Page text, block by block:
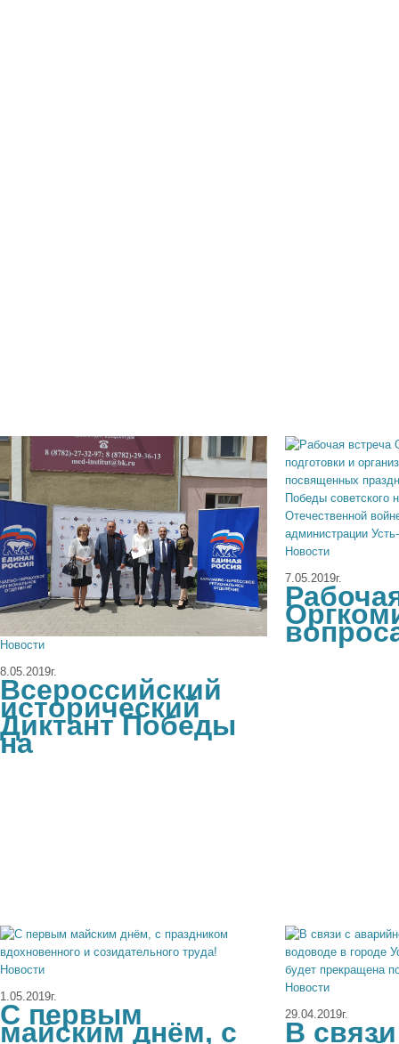
Новости
8.05.2019г.
Всероссийский
исторический
Диктант Победы
на
Новости
7.05.2019г.
Новости
1.05.2019г.
C первым
майским днём, с
Новости
29.04.2019г.
В